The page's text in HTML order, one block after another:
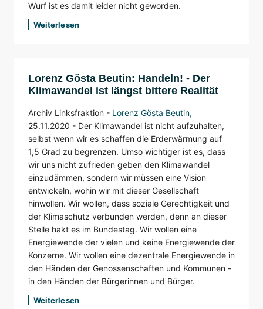
Wurf ist es damit leider nicht geworden.
Weiterlesen
Lorenz Gösta Beutin: Handeln! - Der
Klimawandel ist längst bittere Realität
Archiv Linksfraktion - Lorenz Gösta Beutin,
25.11.2020 - Der Klimawandel ist nicht aufzuhalten,
selbst wenn wir es schaffen die Erderwärmung auf
1,5 Grad zu begrenzen. Umso wichtiger ist es, dass
wir uns nicht zufrieden geben den Klimawandel
einzudämmen, sondern wir müssen eine Vision
entwickeln, wohin wir mit dieser Gesellschaft
hinwollen. Wir wollen, dass soziale Gerechtigkeit und
der Klimaschutz verbunden werden, denn an dieser
Stelle hakt es im Bundestag. Wir wollen eine
Energiewende der vielen und keine Energiewende der
Konzerne. Wir wollen eine dezentrale Energiewende in
den Händen der Genossenschaften und Kommunen -
in den Händen der Bürgerinnen und Bürger.
Weiterlesen